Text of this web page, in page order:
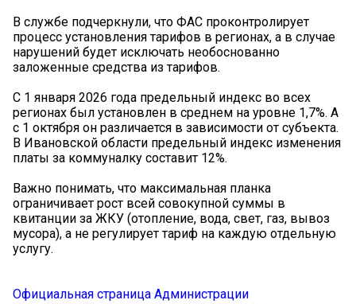
В службе подчеркнули, что ФАС проконтролирует
процесс установления тарифов в регионах, а в случае
нарушений будет исключать необоснованно
заложенные средства из тарифов.
С 1 января 2026 года предельный индекс во всех
регионах был установлен в среднем на уровне 1,7%. А
с 1 октября он различается в зависимости от субъекта.
В Ивановской области предельный индекс изменения
платы за коммуналку составит 12%.
Важно понимать, что максимальная планка
ограничивает рост всей совокупной суммы в
квитанции за ЖКУ (отопление, вода, свет, газ, вывоз
мусора), а не регулирует тариф на каждую отдельную
услугу.
Официальная страница Администрации